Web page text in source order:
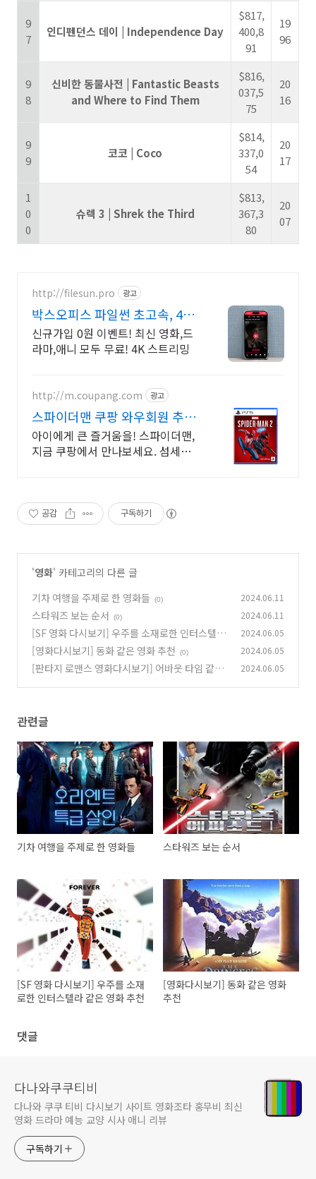
9
7
인디펜던스 데이 | Independence Day
$817,
400,8
91
19
96
9
8
신비한 동물사전 | Fantastic Beasts
and Where to Find Them
$816,
037,5
75
20
16
9
9
코코 | Coco
$814,
337,0
54
20
17
1
0
0
슈렉 3 | Shrek the Third
$813,
367,3
80
20
07
http://filesun.pro 광고
박스오피스 파일썬 초고속, 4K
실시간 보기!
신규가입 0원 이벤트! 최신 영화,드
라마,애니 모두 무료! 4K 스트리밍
http://m.coupang.com 광고
스파이더맨 쿠팡 와우회원 추가
5% 캐시적립
아이에게 큰 즐거움을! 스파이더맨,
지금 쿠팡에서 만나보세요. 섬세한
공감 구독하기
'영화' 카테고리의 다른 글
기차 여행을 주제로 한 영화들
(0) 2024.06.11
스타워즈 보는 순서 (0) 2024.06.11
[SF 영화 다시보기] 우주를 소재로한 인터스텔라
같은 영화 추천
(0)
2024.06.05
[영화다시보기] 동화 같은 영화 추천 (0) 2024.06.05
[판타지 로맨스 영화다시보기] 어바웃 타임 같은
2024.06.05
관련글
기차 여행을 주제로 한 영화들 스타워즈 보는 순서
[SF 영화 다시보기] 우주를 소재
로한 인터스텔라 같은 영화 추천
[영화다시보기] 동화 같은 영화
추천
댓글
다나와쿠쿠티비
다나와 쿠쿠 티비 다시보기 사이트 영화조타 홍무비 최신
영화 드라마 예능 교양 시사 애니 리뷰
구독하기